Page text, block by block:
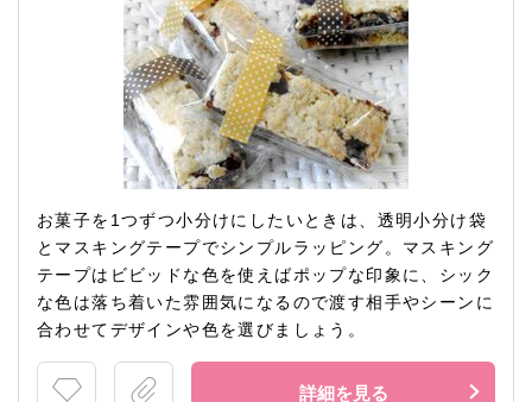
お菓子を1つずつ小分けにしたいときは、透明小分け袋
とマスキングテープでシンプルラッピング。マスキング
テープはビビッドな色を使えばポップな印象に、シック
な色は落ち着いた雰囲気になるので渡す相手やシーンに
合わせてデザインや色を選びましょう。
詳細を見る